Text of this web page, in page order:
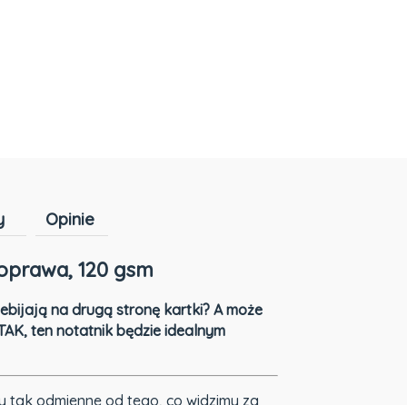
płatności
Opinie
120 gsm
na drugą stronę kartki? A może
ten notatnik będzie idealnym
tak odmienne od tego, co widzimy za